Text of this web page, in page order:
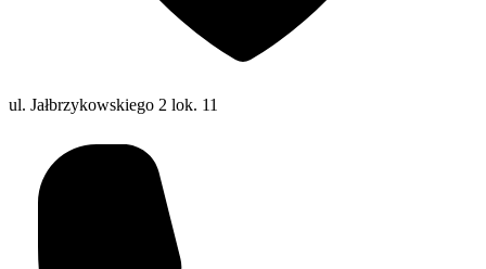
ul. Jałbrzykowskiego 2 lok. 11